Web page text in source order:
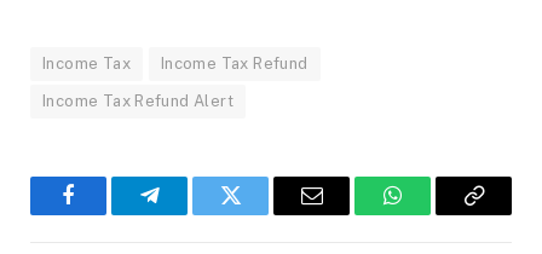
Income Tax Income Tax Refund
Income Tax Refund Alert
FacebookTelegramTwitter Email WhatsAppCopy